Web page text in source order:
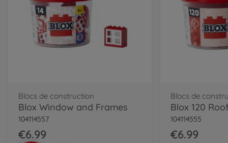
Blocs de construction
Blox Window and Frames
104114557
€6.99
Blocs de
Blox 120
104114555
€6.99